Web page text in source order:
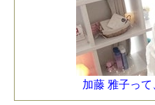
加藤 雅子って